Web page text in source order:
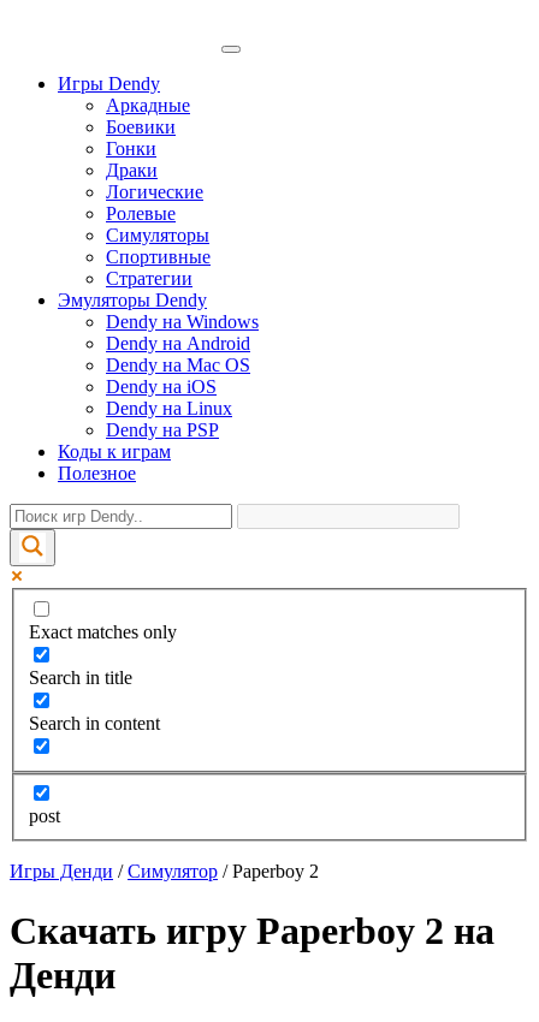
Игры Dendy
Аркадные
Боевики
Гонки
Драки
Логические
Ролевые
Симуляторы
Спортивные
Стратегии
Эмуляторы Dendy
Dendy на Windows
Dendy на Android
Dendy на Mac OS
Dendy на iOS
Dendy на Linux
Dendy на PSP
Коды к играм
Полезное
Exact matches only
Search in title
Search in content
post
Игры Денди /Симулятор /Paperboy 2
Скачать игру Paperboy 2 на
Денди